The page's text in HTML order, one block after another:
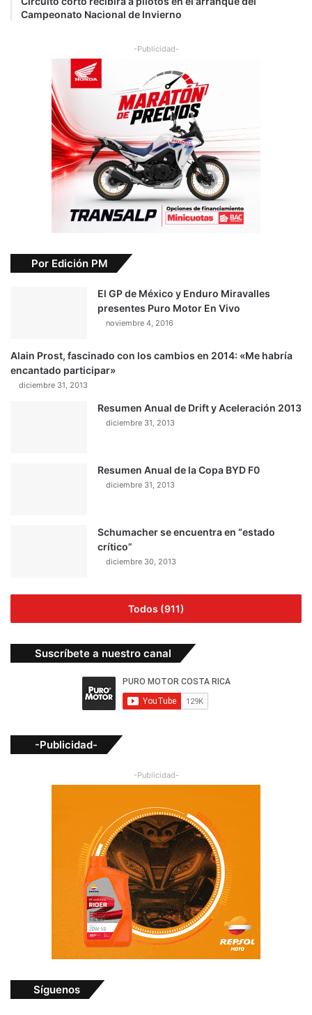
Campeonato Nacional de Invierno
-Publicidad-
Por Edición PM
El GP de México y Enduro Miravalles
presentes Puro Motor En Vivo
noviembre 4, 2016
Alain Prost, fascinado con los cambios en 2014: «Me habría
encantado participar»
diciembre 31, 2013
Resumen Anual de Drift y Aceleración 2013
diciembre 31, 2013
Resumen Anual de la Copa BYD F0
diciembre 31, 2013
Schumacher se encuentra en “estado
crítico”
diciembre 30, 2013
Todos (911)
Suscríbete a nuestro canal
-Publicidad-
-Publicidad-
Síguenos